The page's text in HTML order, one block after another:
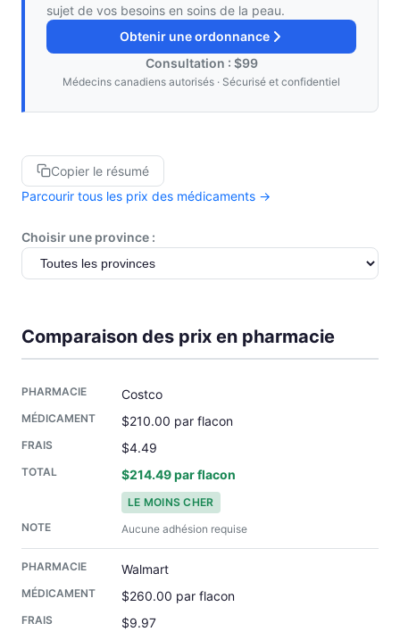
sujet de vos besoins en soins de la peau.
Obtenir une ordonnance
Consultation : $99
Médecins canadiens autorisés · Sécurisé et confidentiel
Copier le résumé
Parcourir tous les prix des médicaments →
Choisir une province :
Comparaison des prix en pharmacie
Costco
$210.00 par flacon
$4.49
$214.49 par flacon
LE MOINS CHER
Aucune adhésion requise
Walmart
$260.00 par flacon
$9.97